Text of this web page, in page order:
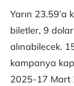
Yarın 23.59’a
biletler, 9
alınabilecek.
kampanya
2025-17 Mart